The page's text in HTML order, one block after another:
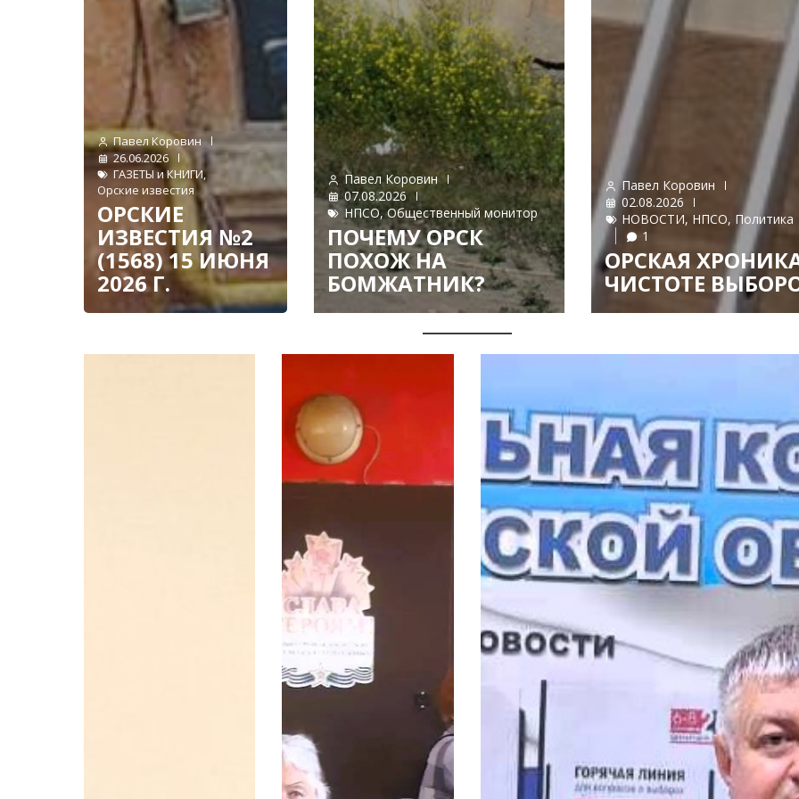
Павел Коровин
26.06.2026
ГАЗЕТЫ и КНИГИ,
Орские известия
ОРСКИЕ
ИЗВЕСТИЯ №2
(1568) 15 ИЮНЯ
2026 Г.
Павел Коровин
07.08.2026
НПСО,Общественный монитор
ПОЧЕМУ ОРСК
ПОХОЖ НА
БОМЖАТНИК?
Павел Коровин
02.08.2026
НОВОСТИ, НПСО, Политика
1
ОРСКАЯ
ЧИСТОТЕ